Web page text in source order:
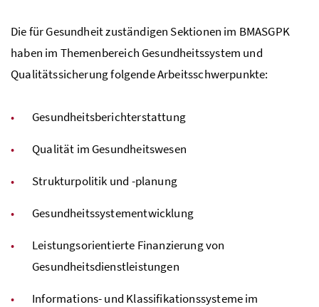
Die für Gesundheit zuständigen Sektionen im BMASGPK
haben im Themenbereich Gesundheitssystem und
Qualitätssicherung folgende Arbeitsschwerpunkte:
Gesundheitsberichterstattung
Qualität im Gesundheitswesen
Strukturpolitik und -planung
Gesundheitssystementwicklung
Leistungsorientierte Finanzierung von
Gesundheitsdienstleistungen
Informations- und Klassifikationssysteme im